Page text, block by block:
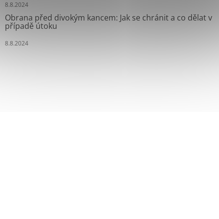
8.8.2024
Obrana před divokým kancem: Jak se chránit a co dělat v
případě útoku
8.8.2024